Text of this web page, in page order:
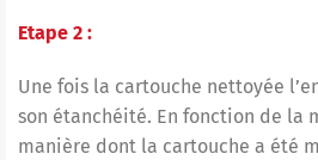
Etape 2 :
Une fois la cartouche nettoyée
son étanchéité. En fonction de la
manière dont la cartouche a été